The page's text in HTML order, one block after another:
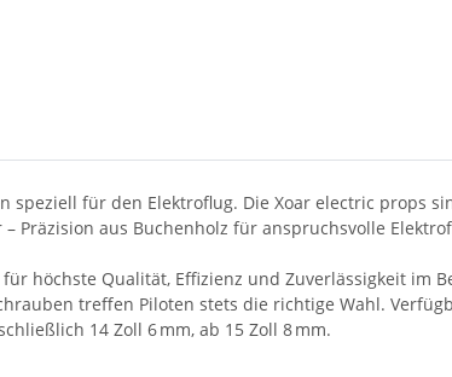
speziell für den Elektroflug. Die Xoar electric
Präzision aus Buchenholz für anspruchsvolle
höchste Qualität, Effizienz und Zuverlässigkeit
treffen Piloten stets die richtige Wahl.
14 Zoll 6 mm, ab 15 Zoll 8 mm.